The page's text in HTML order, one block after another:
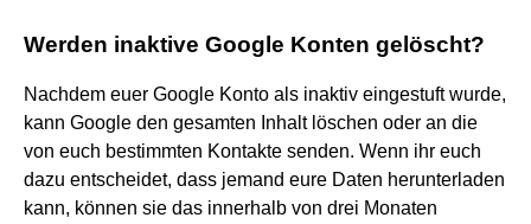
Werden inaktive Google Konten gelöscht?
Nachdem euer Google Konto als inaktiv eingestuft wurde,
kann Google den gesamten Inhalt löschen oder an die
von euch bestimmten Kontakte senden. Wenn ihr euch
dazu entscheidet, dass jemand eure Daten herunterladen
kann, können sie das innerhalb von drei Monaten